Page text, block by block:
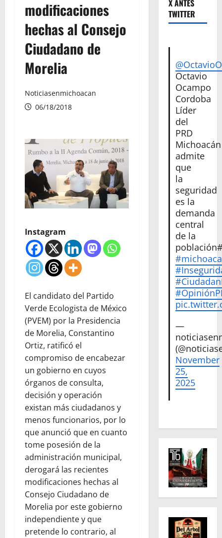
modificaciones
hechas al Consejo
Ciudadano de
Morelia
Noticiasenmichoacan
06/18/2018
Instagram
El candidato del Partido
Verde Ecologista de México
(PVEM) por la Presidencia
de Morelia, Constantino
Ortiz, ratificó el
compromiso de encabezar
un gobierno en cuyos
órganos de consulta,
decisión y operación
existan más ciudadanos y
menos funcionarios, por lo
que anunció que en cuanto
tome posesión de la
administración municipal,
derogará las recientes
modificaciones hechas al
Consejo Ciudadano de
Morelia por este gobierno
independiente y que
pretende lo contrario, al
X ANTES
TWITTER
Octavio
Ocampo
Cordoba
Líder
del
PRD
Michoacán
admite
que
la
seguridad
es la
demanda
central
de la
—
November
25,
2025